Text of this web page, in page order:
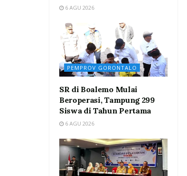
6 AGU 2026
PEMPROV GORONTALO
SR di Boalemo Mulai
Beroperasi, Tampung 299
Siswa di Tahun Pertama
6 AGU 2026